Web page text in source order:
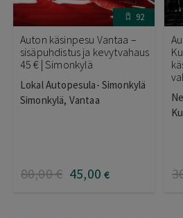
92
Auton käsinpesu Vantaa –
sisäpuhdistus ja kevytvahaus
45 € | Simonkylä
Lokal Autopesula- Simonkylä
Simonkylä, Vantaa
80,00€ 45,00 €